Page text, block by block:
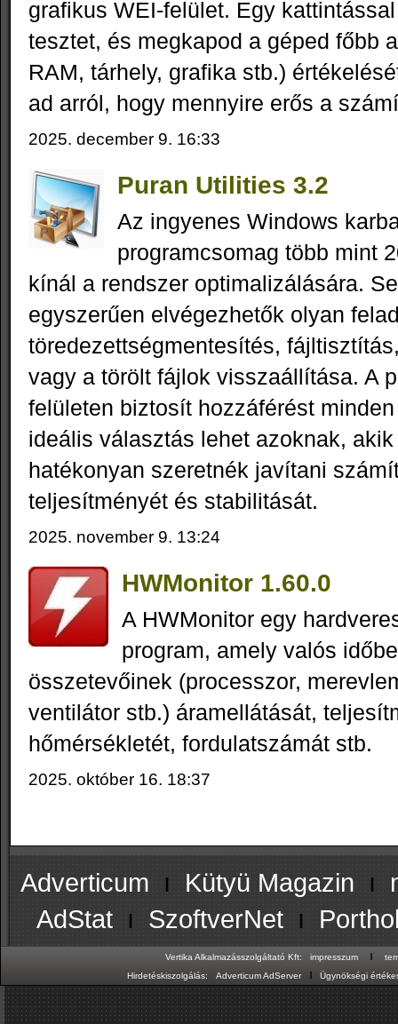
grafikus WEI‑felület. Egy
tesztet, és megkapod a géped főbb
RAM, tárhely, grafika stb.)
ad arról, hogy mennyire erős a
2025. december 9. 16:33
Puran Utilities 3.2
Az ingyenes Windows
programcsomag több mint
kínál a rendszer optimalizálására.
egyszerűen elvégezhetők olyan
töredezettségmentesítés,
vagy a törölt fájlok visszaállítása. A
felületen biztosít hozzáférést
ideális választás lehet azoknak,
hatékonyan szeretnék javítani
teljesítményét és stabilitását.
2025. november 9. 13:24
HWMonitor 1.60.0
A HWMonitor egy
program, amely valós
összetevőinek (processzor,
ventilátor stb.) áramellátását,
hőmérsékletét, fordulatszámát stb.
2025. október 16. 18:37
Adverticum ı Kütyü Magazinı
AdStat ıSzoftverNetı
Vertika Alkalmazásszolgáltató Kft: impresszum ı
Hirdetéskiszolgálás:
Adverticum AdServer ıÜgynökségi